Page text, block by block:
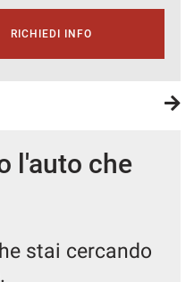
RICHIEDI INFO
l'auto che
stai cercando